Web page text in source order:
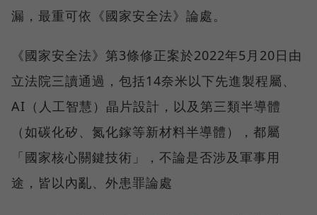
漏，最重可依《國家安全法》論處。
《國家安全法》第3條修正案於2022年5月20日由
立法院三讀通過，包括14奈米以下先進製程屬、
AI（人工智慧）晶片設計，以及第三類半導體
（如碳化矽、氮化鎵等新材料半導體），都屬
「國家核心關鍵技術」，不論是否涉及軍事用
途，皆以內亂、外患罪論處